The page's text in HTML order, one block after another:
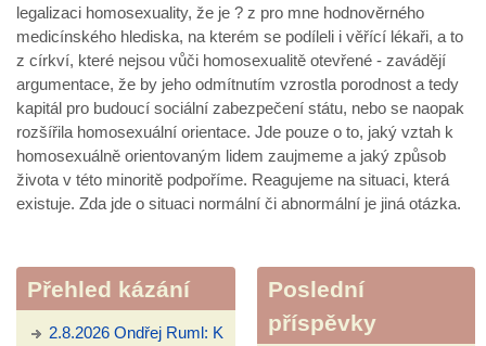
legalizaci homosexuality, že je ? z pro mne hodnověrného
medicínského hlediska, na kterém se podíleli i věřící lékaři, a to
z církví, které nejsou vůči homosexualitě otevřené - zavádějí
argumentace, že by jeho odmítnutím vzrostla porodnost a tedy
kapitál pro budoucí sociální zabezpečení státu, nebo se naopak
rozšířila homosexuální orientace. Jde pouze o to, jaký vztah k
homosexuálně orientovaným lidem zaujmeme a jaký způsob
života v této minoritě podpoříme. Reagujeme na situaci, která
existuje. Zda jde o situaci normální či abnormální je jiná otázka.
Přehled kázání
2.8.2026 Ondřej Ruml: K
Poslední
příspěvky